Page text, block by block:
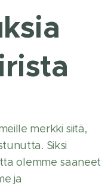
merkki siitä,
Siksi
olemme saaneet
ja